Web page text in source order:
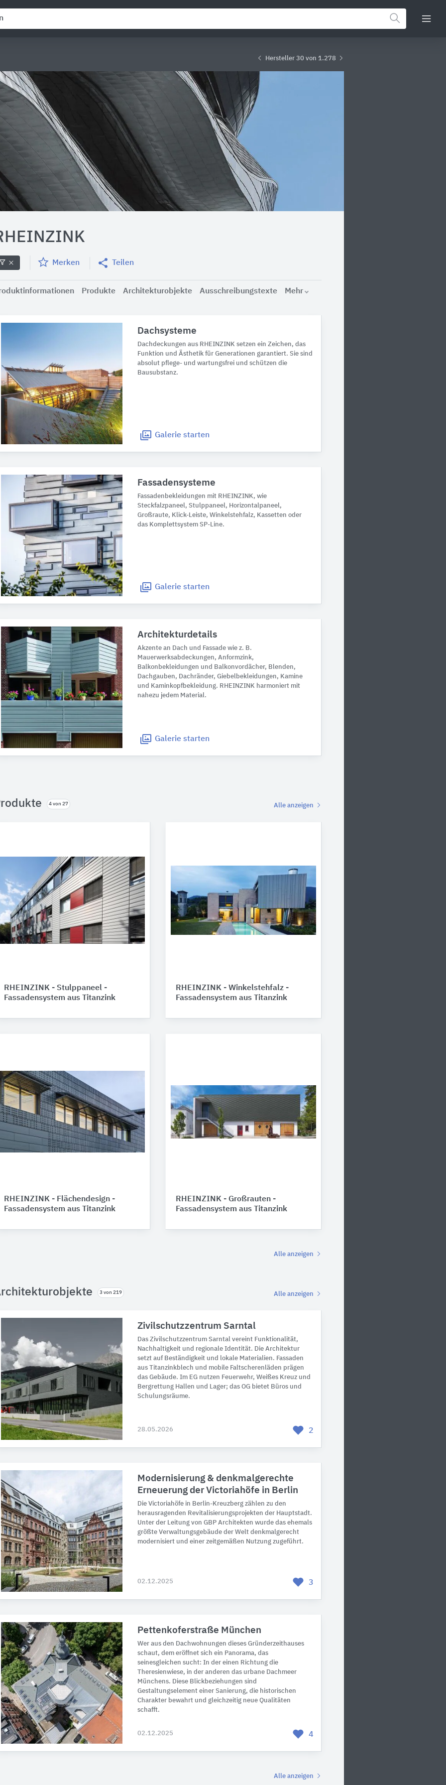
Hersteller 30 von 1.278
Merken Teilen
Produkte Architekturobjekte Ausschreibungstexte Mehr
Dachsysteme
Dachdeckungen aus RHEINZINK setzen ein Zeichen, das
Funktion und Ästhetik für Generationen garantiert. Sie sind
absolut pflege- und wartungsfrei und schützen die
Bausubstanz.
Galerie starten
Fassadensysteme
Fassadenbekleidungen mit RHEINZINK, wie
Steckfalzpaneel, Stulppaneel, Horizontalpaneel,
Großraute, Klick-Leiste, Winkelstehfalz, Kassetten oder
das Komplettsystem SP-Line.
Galerie starten
Architekturdetails
Akzente an Dach und Fassade wie z. B.
Mauerwerksabdeckungen, Anformzink,
Balkonbekleidungen und Balkonvordächer, Blenden,
Dachgauben, Dachränder, Giebelbekleidungen, Kamine
und Kaminkopfbekleidung. RHEINZINK harmoniert mit
nahezu jedem Material.
Galerie starten
4 von 27 Alle anzeigen
RHEINZINK - Stulppaneel -
Fassadensystem aus Titanzink
RHEINZINK - Winkelstehfalz -
Fassadensystem aus Titanzink
RHEINZINK - Flächendesign -
Fassadensystem aus Titanzink
RHEINZINK - Großrauten -
Fassadensystem aus Titanzink
Alle anzeigen
3 von 219 Alle anzeigen
Zivilschutzzentrum Sarntal
Das Zivilschutzzentrum Sarntal vereint Funktionalität,
Nachhaltigkeit und regionale Identität. Die Architektur
setzt auf Beständigkeit und lokale Materialien. Fassaden
aus Titanzinkblech und mobile Faltscherenläden prägen
das Gebäude. Im EG nutzen Feuerwehr, Weißes Kreuz und
Bergrettung Hallen und Lager; das OG bietet Büros und
Schulungsräume.
28.05.2026 2
Modernisierung & denkmalgerechte
Erneuerung der Victoriahöfe in Berlin
Die Victoriahöfe in Berlin-Kreuzberg zählen zu den
herausragenden Revitalisierungsprojekten der Hauptstadt.
Unter der Leitung von GBP Architekten wurde das ehemals
größte Verwaltungsgebäude der Welt denkmalgerecht
modernisiert und einer zeitgemäßen Nutzung zugeführt.
02.12.2025 3
Pettenkoferstraße München
Wer aus den Dachwohnungen dieses Gründerzeithauses
schaut, dem eröffnet sich ein Panorama, das
seinesgleichen sucht: In der einen Richtung die
Theresienwiese, in der anderen das urbane Dachmeer
Münchens. Diese Blickbeziehungen sind
Gestaltungselement einer Sanierung, die historischen
Charakter bewahrt und gleichzeitig neue Qualitäten
schafft.
02.12.2025 4
Alle anzeigen